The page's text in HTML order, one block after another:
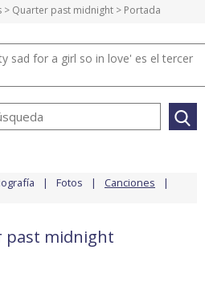
> Quarter past midnight > Portada
sad for a girl so in love' es el tercer
Fotos Canciones
past midnight